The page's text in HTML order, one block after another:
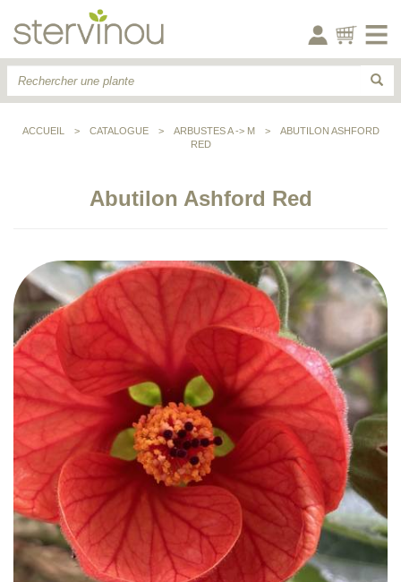
ACCUEIL > CATALOGUE > ARBUSTES A -> M >
ABUTILON ASHFORD
RED
Abutilon Ashford Red